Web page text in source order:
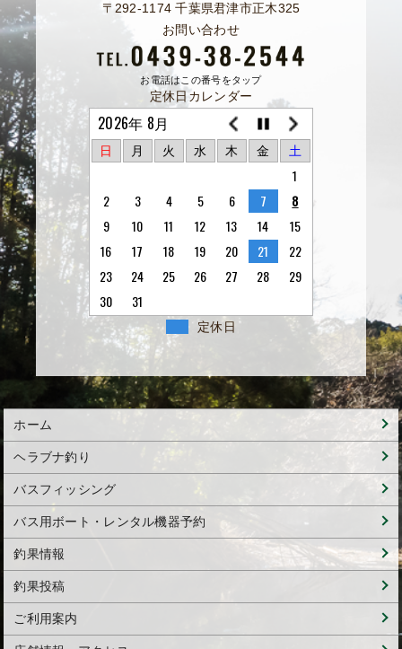
〒292-1174 千葉県君津市正木325
お問い合わせ
お電話はこの番号をタップ
定休日カレンダー
2026年 8月
日 月 火 水 木 金 土
1
2
3 4 5 6 7
8
9
10 11 12 13 14
15
16
17 18 19 20 21
22
23
24 25 26 27 28
29
30
31
定休日
ホーム
ヘラブナ釣り
バスフィッシング
バス用ボート・レンタル機器予約
釣果情報
釣果投稿
ご利用案内